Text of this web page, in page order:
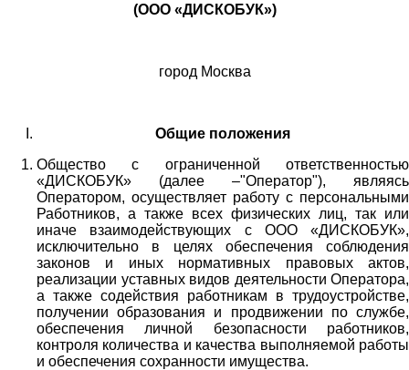
(ООО «ДИСКОБУК»)
город Москва
Общие положения
Общество с ограниченной ответственностью
«ДИСКОБУК» (далее –"Оператор"), являясь
Оператором, осуществляет работу с персональными
Работников, а также всех физических лиц, так или
иначе взаимодействующих с ООО «ДИСКОБУК»,
исключительно в целях обеспечения соблюдения
законов и иных нормативных правовых актов,
реализации уставных видов деятельности Оператора,
а также содействия работникам в трудоустройстве,
получении образования и продвижении по службе,
обеспечения личной безопасности работников,
контроля количества и качества выполняемой работы
и обеспечения сохранности имущества.